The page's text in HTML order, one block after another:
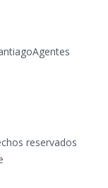
Agentes
reservados